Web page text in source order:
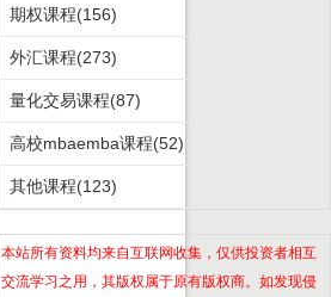
期权课程(156)
外汇课程(273)
量化交易课程(87)
高校mbaemba课程(52)
其他课程(123)
本站所有资料均来自互联网收集，仅供投资者相互
交流学习之用，其版权属于原有版权商。如发现侵